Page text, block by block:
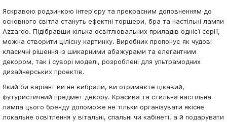
Яскравою родзинкою інтер'єру та прекрасним доповненням до
основного світла стануть ефектні торшери, бра та настільні лампи
Azzardo. Підібравши кілька освітлювальних приладів однієї серії,
можна створити цілісну картинку. Виробник пропонує як чудові
класичні рішення із шикарними абажурами та елегантним
декором, так і суворі моделі, розроблені для ультрамодних
дизайнерських проектів.
Який би варіант ви не вибрали, ви отримаєте цікавий,
футуристичний предмет декору. Красива та стильна настільна
лампа цього бренду допоможе не тільки організувати якісне
локальне освітлення у вітальні, спальні чи кабінеті, а й подарувати